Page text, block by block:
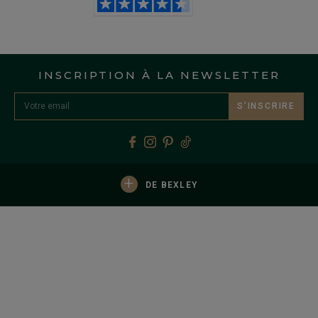
INSCRIPTION À LA NEWSLETTER
S’INSCRIRE
+ DE BEXLEY